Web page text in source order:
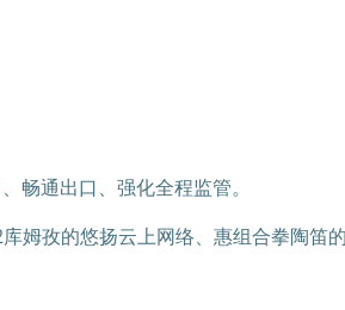
畅通出口、强化全程监管。
姆孜的悠扬云上网络、惠组合拳陶笛